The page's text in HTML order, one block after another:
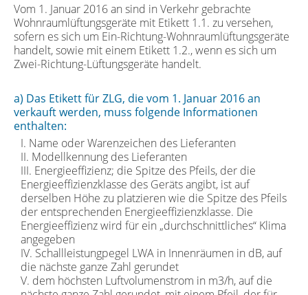
Vom 1. Januar 2016 an sind in Verkehr gebrachte
Wohnraumlüftungsgeräte mit Etikett 1.1. zu versehen,
sofern es sich um Ein-Richtung-Wohnraumlüftungsgeräte
handelt, sowie mit einem Etikett 1.2., wenn es sich um
Zwei-Richtung-Lüftungsgeräte handelt.
a) Das Etikett für ZLG, die vom 1. Januar 2016 an
verkauft werden, muss folgende Informationen
enthalten:
I. Name oder Warenzeichen des Lieferanten
II. Modellkennung des Lieferanten
III. Energieeffizienz; die Spitze des Pfeils, der die
Energieeffizienzklasse des Geräts angibt, ist auf
derselben Höhe zu platzieren wie die Spitze des Pfeils
der entsprechenden Energieeffizienzklasse. Die
Energieeffizienz wird für ein „durchschnittliches“ Klima
angegeben
IV. Schallleistungpegel LWA in Innenräumen in dB, auf
die nächste ganze Zahl gerundet
V. dem höchsten Luftvolumenstrom in m3/h, auf die